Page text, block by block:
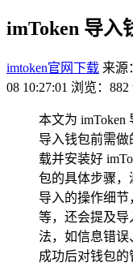
imToken 导入
imtoken官网下载 来源
08 10:27:01 浏览：882
本文为 imToken
导入钱包前需
载并安装好
包的具体步骤
导入的操作细
等，还会提及
法，如信息错误
成功后对钱包